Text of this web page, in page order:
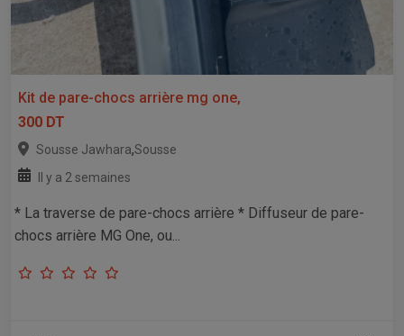
Kit de pare-chocs arrière mg one,
300 DT
Sousse Jawhara,Sousse
Il y a 2 semaines
* La traverse de pare-chocs arrière * Diffuseur de pare-
chocs arrière MG One, ou...